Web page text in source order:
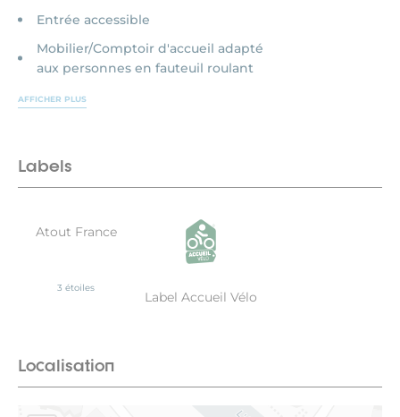
Entrée accessible
Mobilier/Comptoir d'accueil adapté
aux personnes en fauteuil roulant
AFFICHER PLUS
Labels
Atout France
3 étoiles
Label Accueil Vélo
Localisation